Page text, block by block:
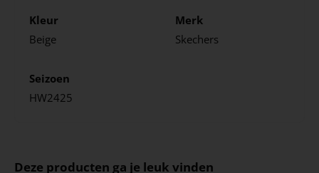
Kleur
Beige
Merk
Skechers
Seizoen
HW2425
Deze producten ga je leuk vinden